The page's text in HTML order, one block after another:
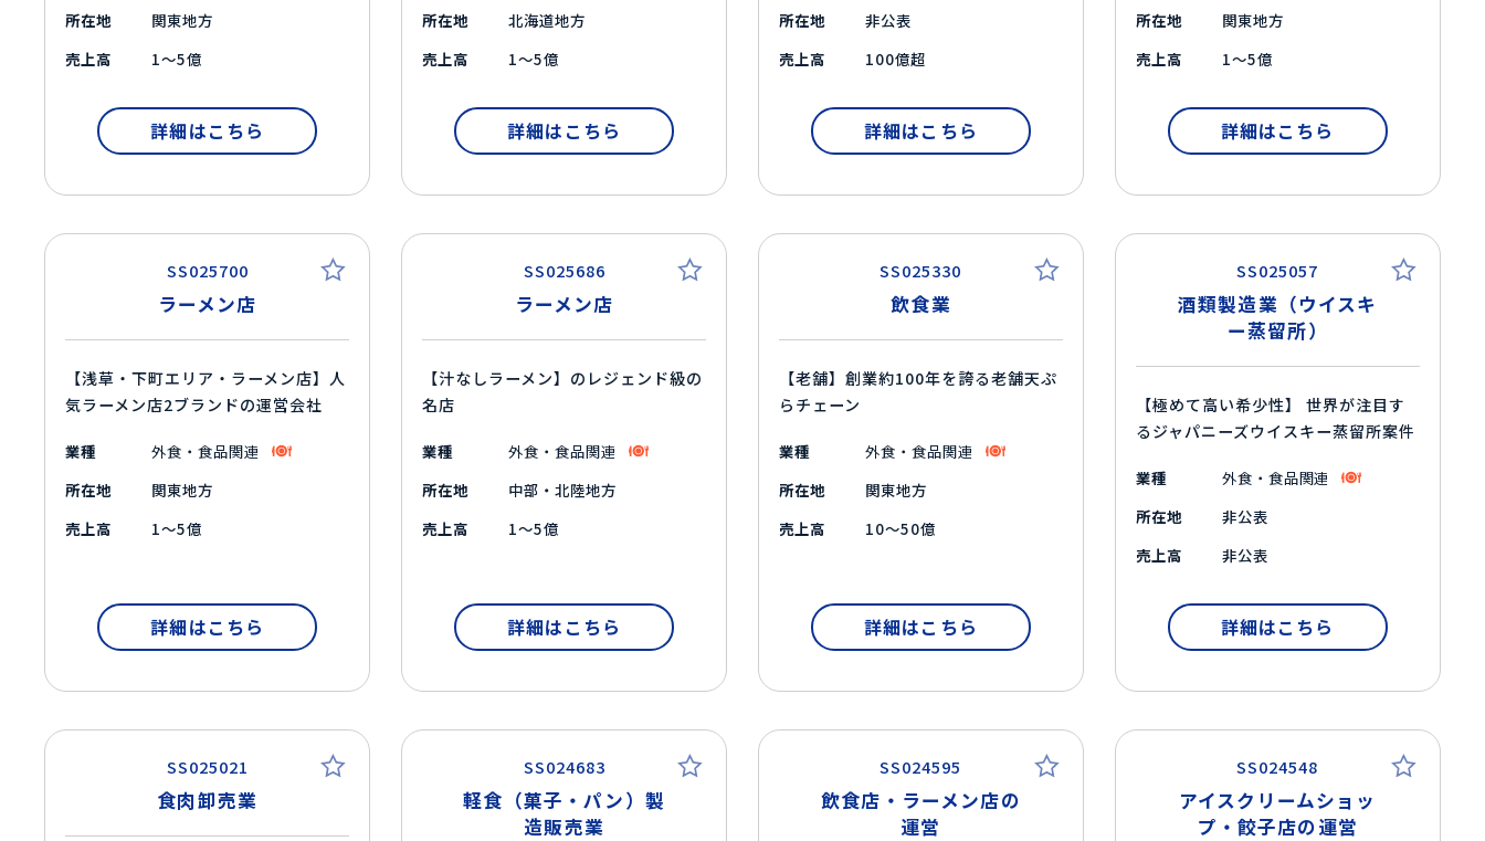
所在地
関東地方
売上高
1～5億
詳細はこちら
所在地
北海道地方
売上高
1～5億
詳細はこちら
所在地
非公表
売上高
100億超
詳細はこちら
所在地
関東地方
売上高
1～5億
詳細はこちら
SS025700
ラーメン店
【浅草・下町エリア・ラーメン店】人
気ラーメン店2ブランドの運営会社
業種
外食・食品関連
所在地
関東地方
売上高
1～5億
詳細はこちら
SS025686
ラーメン店
【汁なしラーメン】のレジェンド級の
名店
業種
外食・食品関連
所在地
中部・北陸地方
売上高
1～5億
詳細はこちら
SS025330
飲食業
【老舗】創業約100年を誇る老舗天ぷ
らチェーン
業種
外食・食品関連
所在地
関東地方
売上高
10～50億
詳細はこちら
SS025057
酒類製造業（ウイスキ
ー蒸留所）
【極めて高い希少性】 世界が注目す
るジャパニーズウイスキー蒸留所案件
業種
外食・食品関連
所在地
非公表
売上高
非公表
詳細はこちら
SS025021
食肉卸売業
SS024683
軽食（菓子・パン）製
造販売業
SS024595
飲食店・ラーメン店の
運営
SS024548
アイスクリームショッ
プ・餃子店の運営